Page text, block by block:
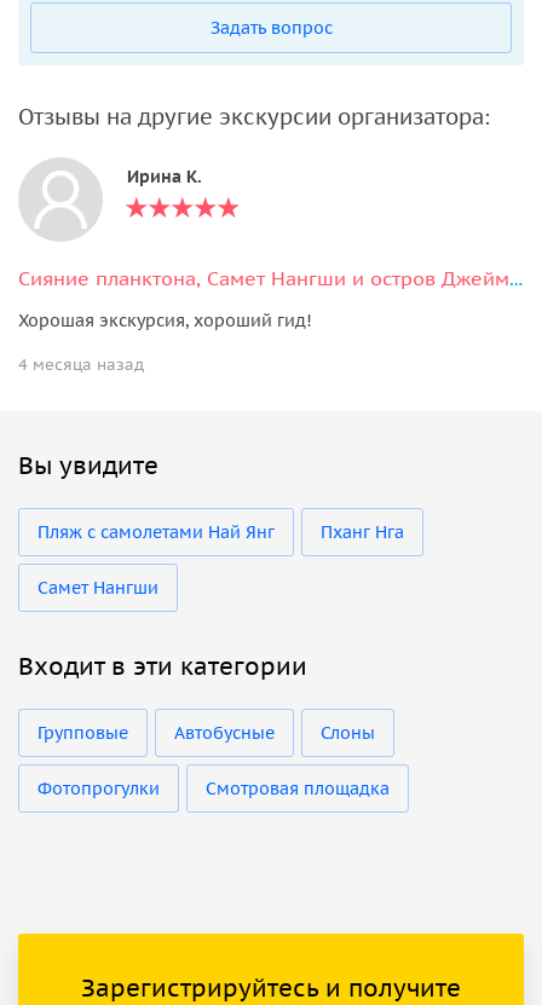
Задать вопрос
Отзывы на другие экскурсии организатора:
Ирина К.
Сияние планктона, Самет Нангши и остров Джеймса Бонда
Хорошая экскурсия, хороший гид!
4 месяца назад
Вы увидите
Пляж с самолетами Най Янг Пханг Нга
Самет Нангши
Входит в эти категории
Групповые Автобусные Слоны
Фотопрогулки Смотровая площадка
Зарегистрируйтесь и получите